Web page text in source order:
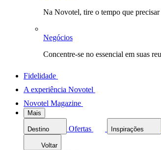
Na Novotel, tire o tempo que precisar
Negócios
Concentre-se no essencial em suas
Fidelidade
A experiência Novotel
Novotel Magazine
Mais
Destino Ofertas Inspirações
Voltar